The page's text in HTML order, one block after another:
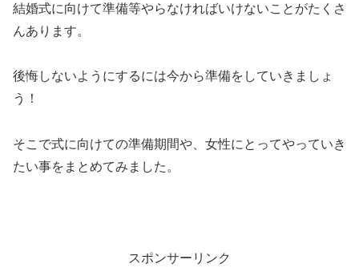
結婚式に向けて準備等やらなければいけないことがたくさ
んあります。
後悔しないようにするには今から準備をしていきましょ
う！
そこで式に向けての準備期間や、女性にとってやっていき
たい事をまとめてみました。
スポンサーリンク